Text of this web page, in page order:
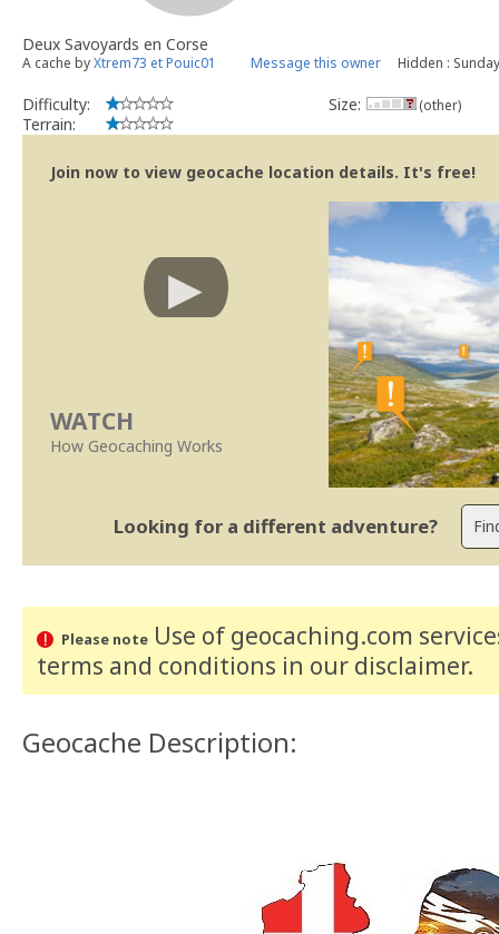
Deux Savoyards en Corse
A cache byXtrem73 et Pouic01 Message this owner Hidden :
Difficulty:
Terrain:
Size: (other)
Join now to view geocache location details. It's free!
WATCH
How Geocaching Works
Looking for a different adventure?
Please noteUse of geocaching.com
terms and conditions in our disclaimer.
Geocache Description: